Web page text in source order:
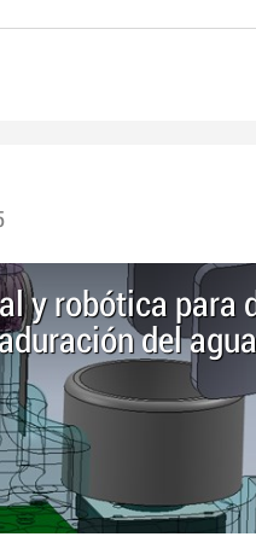
y robótica para
del